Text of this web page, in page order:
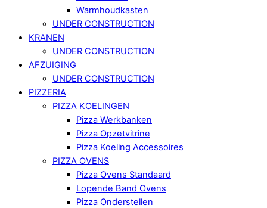
Warmhoudkasten
UNDER CONSTRUCTION
KRANEN
UNDER CONSTRUCTION
AFZUIGING
UNDER CONSTRUCTION
PIZZERIA
PIZZA KOELINGEN
Pizza Werkbanken
Pizza Opzetvitrine
Pizza Koeling Accessoires
PIZZA OVENS
Pizza Ovens Standaard
Lopende Band Ovens
Pizza Onderstellen